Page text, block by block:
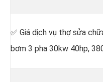
✅ Giá dịch vụ thợ sửa
bơm 3 pha 30kw 40hp,